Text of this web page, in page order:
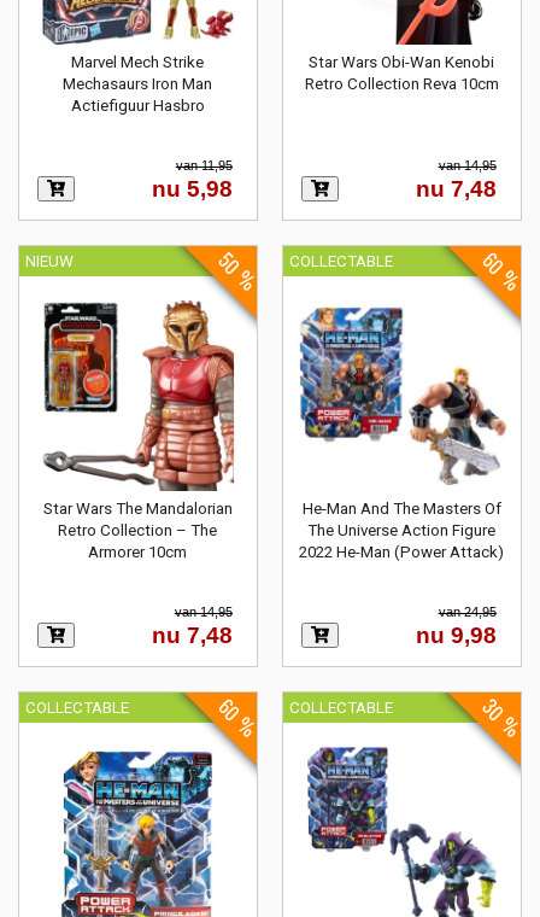
Marvel Mech Strike
Mechasaurs Iron Man
Actiefiguur Hasbro
van 11,95
nu 5,98
Star Wars Obi-Wan Kenobi
Retro Collection Reva 10cm
van 14,95
nu 7,48
NIEUW
Star Wars The Mandalorian
Retro Collection – The
Armorer 10cm
50 %
van 14,95
nu 7,48
COLLECTABLE
He-Man And The Masters Of
The Universe Action Figure
2022 He-Man (Power Attack)
60 %
van 24,95
nu 9,98
COLLECTABLE 60 % COLLECTABLE 30 %